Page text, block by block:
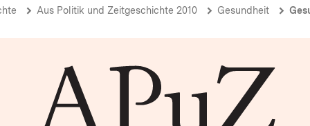
Aus Politik und Zeitgeschichte 2010 Gesundheit